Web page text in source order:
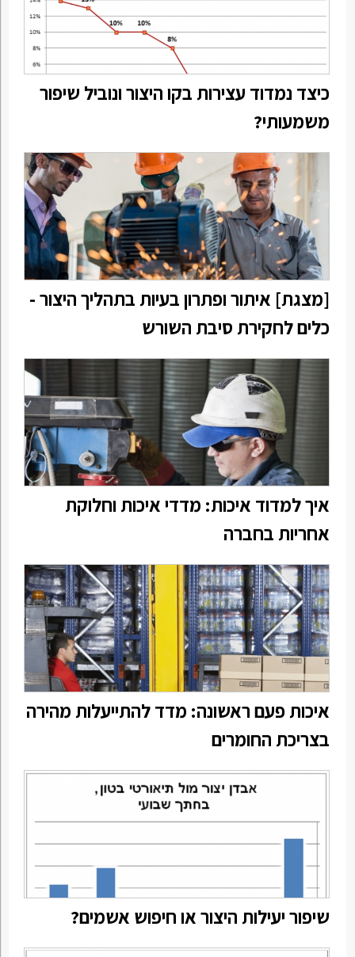
כיצד נמדוד עצירות בקו היצור ונוביל שיפור
משמעותי?
[מצגת] איתור ופתרון בעיות בתהליך היצור -
כלים לחקירת סיבת השורש
איך למדוד איכות: מדדי איכות וחלוקת
אחריות בחברה
איכות פעם ראשונה: מדד להתייעלות מהירה
בצריכת החומרים
שיפור יעילות היצור או חיפוש אשמים?